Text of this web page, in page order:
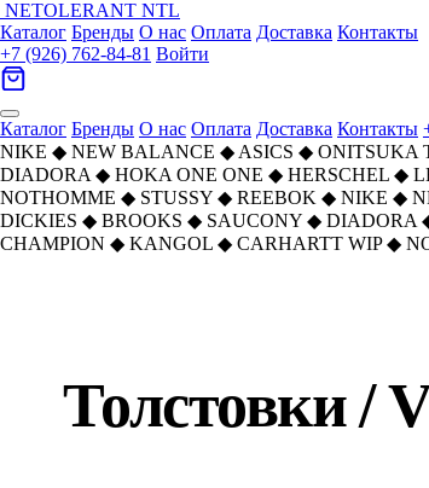
NETOLERANT NTL
Каталог Бренды О нас Оплата Доставка Контакты
+7 (926) 762-84-81 Войти
Каталог Бренды О нас Оплата Доставка Контакты
NIKE ◆ NEW BALANCE ◆ ASICS ◆ ONITSUKA
DIADORA ◆ HOKA ONE ONE ◆ HERSCHEL ◆
NOTHOMME ◆ STUSSY ◆ REEBOK ◆ NIKE ◆
DICKIES ◆ BROOKS ◆ SAUCONY ◆ DIADORA
CHAMPION ◆ KANGOL ◆ CARHARTT WIP ◆
Толстовки/